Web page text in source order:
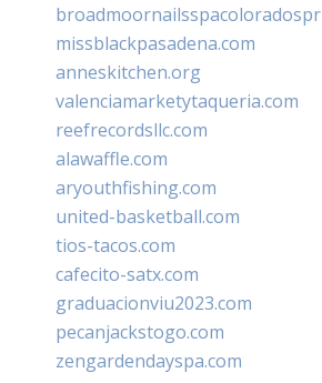
missblackpasadena.com
anneskitchen.org
valenciamarketytaqueria.com
reefrecordsllc.com
alawaffle.com
aryouthfishing.com
united-basketball.com
tios-tacos.com
cafecito-satx.com
graduacionviu2023.com
pecanjackstogo.com
zengardendayspa.com